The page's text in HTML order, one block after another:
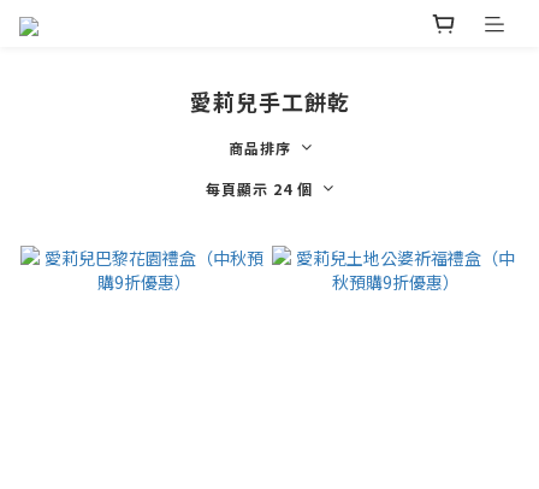
愛莉兒手工餅乾
商品排序
每頁顯示 24 個